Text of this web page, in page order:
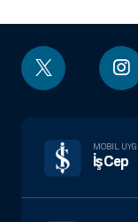
MOBIL
İşCep